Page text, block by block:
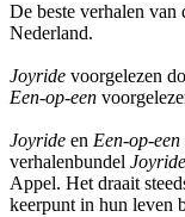
De beste verhalen
Nederland.
Joyride voorgelezen
Een-op-een
Joyride en Een-op-een
verhalenbundel
Appel. Het draait
keerpunt in hun leven